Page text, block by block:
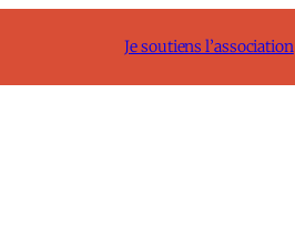
Je soutiens l’association